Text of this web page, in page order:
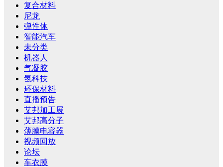
复合材料
尼龙
弹性体
智能汽车
未分类
机器人
气凝胶
氢科技
环保材料
直播预告
艾邦加工展
艾邦高分子
薄膜电容器
视频回放
论坛
车衣膜